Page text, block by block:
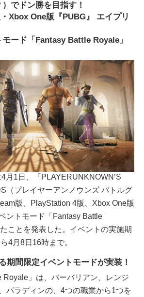
でドン勝を目指す！
Xbox One版『PUBG』 エイプリ
ード「Fantasy Battle Royale」
1日、『PLAYERUNKNOWN’S
（プレイヤーアンノウンズ バトルグ
版、PlayStation 4版、Xbox One版
ントモード「Fantasy Battle
ことを発表した。イベントの実施期
4月8日16時まで。
期間限定イベントモードが実装！
」は、バーバリアン、レンジ
パラディンの、4つの職業から1つを